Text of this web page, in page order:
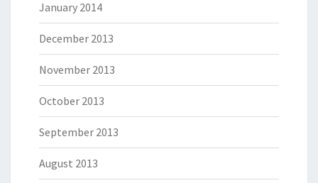
January 2014
December 2013
November 2013
October 2013
September 2013
August 2013